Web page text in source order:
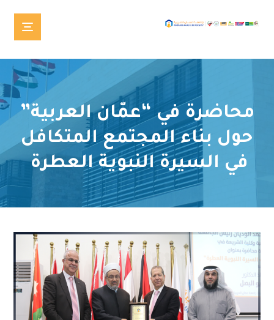
محاضرة في “عمّان العربية”
حول بناء المجتمع المتكافل
في السيرة النبوية العطرة